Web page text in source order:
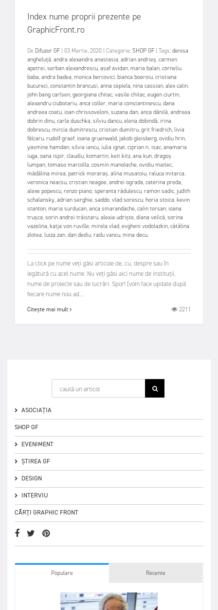
Index nume proprii prezente pe
GraphicFront.ro
De Difuzor GF | 03 Martie, 2020 | Categorie:SHOP GF | Tags:denisa
angheluță,andra alexandra anastasia,adrian andrieș,carmen
apetrei,serban alexandrescu,asaf avidan,maria balan,corneliu
baba,andra badea,monica bercovici,bianca boeroiu,cristiana
bucureci,constantin brancusi,anna cepiela,nina cassian,alex calin,
john bang carlsen,georgiana chitac,vasile chitac,eugen ciurtin,
alexandru ciubotariu,anca coller,maria constantinescu,dana
andreea coatu, ioan chrissoveloni,suzana dan,anca dănilă,andreea
dobrin dinu,carla duschka,silviu dancu,elena dobindă, irina
dobrescu,mircia dumitrescu,cristian dumitru,grit friedrich,livia
fălcaru,rudolf graef, ioana gruenwald, jakob gleisberg,ovidiu hrin,
yasmine hamdan,silvia iancu, iulia ignat,ciprian n. isac,anamaria
iuga,oana ispir,claudiu,komartin,keit kitz,ana kun,dragoș
lumpan,tomaso marcolla,cosmin manolache,ovidiu maitec,
mădălina mirea,patrick moraraș,alina musatoiu,raluca mitarca,
veronica neacsu,cristian neagoe,andrei ograda,caterina preda,
alexe popescu,renzo piano,speranta rădulescu,ramon sadic, judith
schalansky,adrian serghie,saddo,vlad sorescu,horia stoica,kevin
stanton,maria surducan,anca smarandache,calin torsan, ioana
trușca,sorin andrei trăistaru,alexia udriște,diana velică,sorina
vazelina,katja von ruville,mirela vlad,evgheni vodolazkin,cătălina
zlotea,luiza zan,dan dediu,radu vancu,mina decu,
La click pe nume veți găsi articole de, cu, despre sau în
legătură cu acel nume. Nu veți găsi aici nume de instituții,
nume de proiecte sau de lucrări. Spor! (vom face update după
fiecare nume nou ad...
Citește mai mult 2211
ASOCIAȚIA
SHOP GF
EVENIMENT
ȘTIREA GF
DESIGN
INTERVIU
CĂRȚI GRAPHIC FRONT
Populare Recente